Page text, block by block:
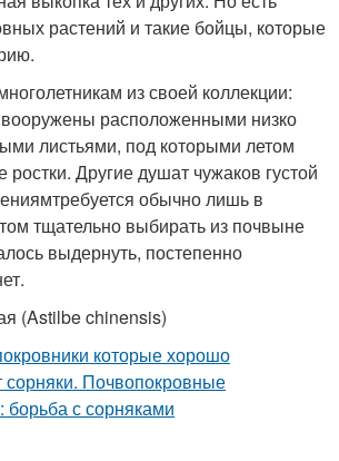
растений и такие бойцы, которые
из своей коллекции:
расположенными низко
листьями, под которыми летом
Другие душат чужаков густой
обычно лишь в
тщательно выбирать из почвыне
выдернуть, постепенно
(Astilbe chinensis)